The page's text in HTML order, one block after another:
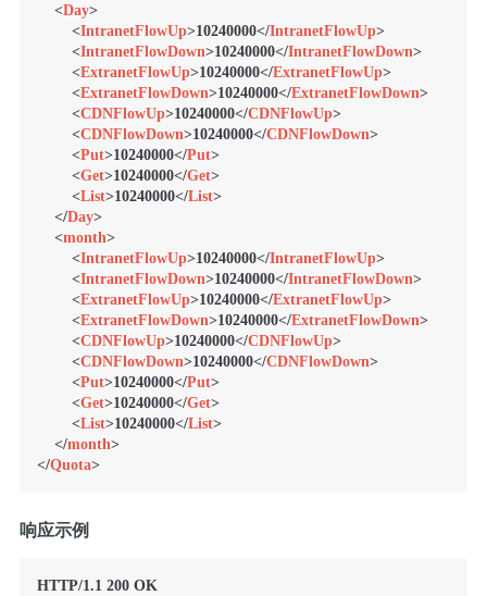
<Day>
<IntranetFlowUp>10240000</IntranetFlowUp>
<IntranetFlowDown>10240000</IntranetFlowDown>
<ExtranetFlowUp>10240000</ExtranetFlowUp>
<ExtranetFlowDown>10240000</ExtranetFlowDown>
<CDNFlowUp>10240000</CDNFlowUp>
<CDNFlowDown>10240000</CDNFlowDown>
<Put>10240000</Put>
<Get>10240000</Get>
<List>10240000</List>
</Day>
<month>
<IntranetFlowUp>10240000</IntranetFlowUp>
<IntranetFlowDown>10240000</IntranetFlowDown>
<ExtranetFlowUp>10240000</ExtranetFlowUp>
<ExtranetFlowDown>10240000</ExtranetFlowDown>
<CDNFlowUp>10240000</CDNFlowUp>
<CDNFlowDown>10240000</CDNFlowDown>
<Put>10240000</Put>
<Get>10240000</Get>
<List>10240000</List>
</month>
</Quota>
响应示例
HTTP/1.1 200 OK